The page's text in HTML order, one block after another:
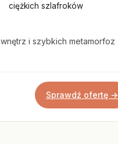
ciężkich szlafroków
i szybkich metamorfoz
Sprawdź ofertę →